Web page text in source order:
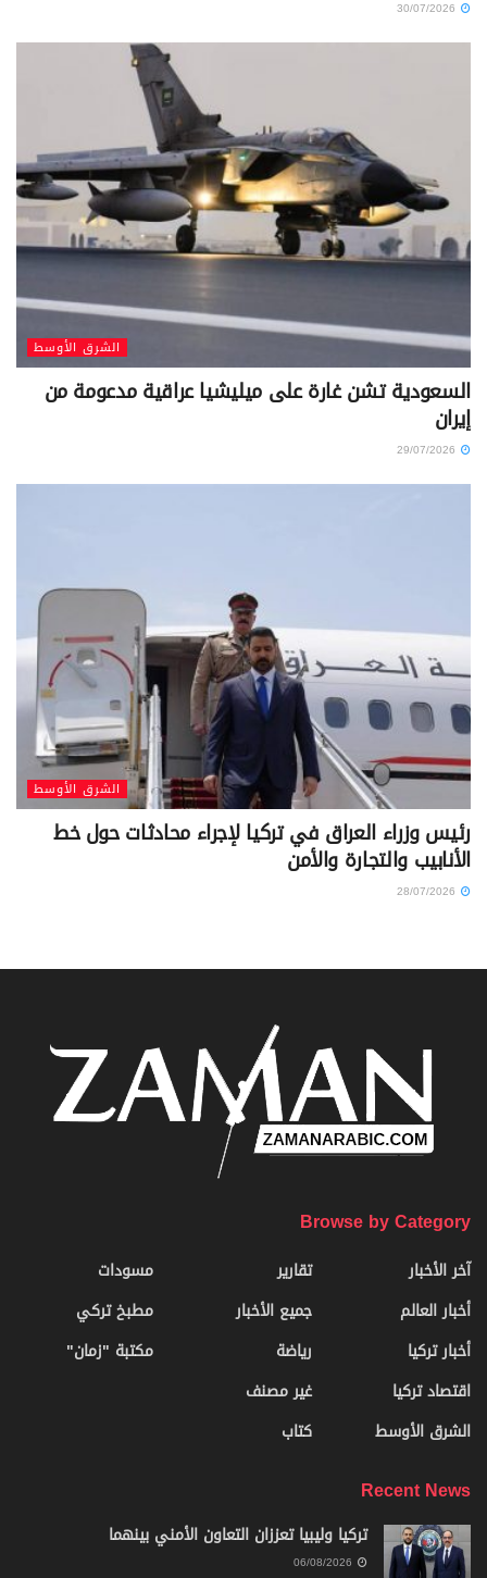
الشرق الأوسط
السعودية تشن غارة على ميليشيا عراقية مدعومة من
إيران
الشرق الأوسط
رئيس وزراء العراق في تركيا لإجراء محادثات حول خط
الأنابيب والتجارة والأمن
Browse by Category
آخر الأخبار
أخبار العالم
أخبار تركيا
اقتصاد تركيا
الشرق الأوسط
تقارير
جميع الأخبار
رياضة
غير مصنف
كتاب
مسودات
مطبخ تركي
مكتبة "زمان"
Recent News
تركيا وليبيا تعززان التعاون الأمني بينهما